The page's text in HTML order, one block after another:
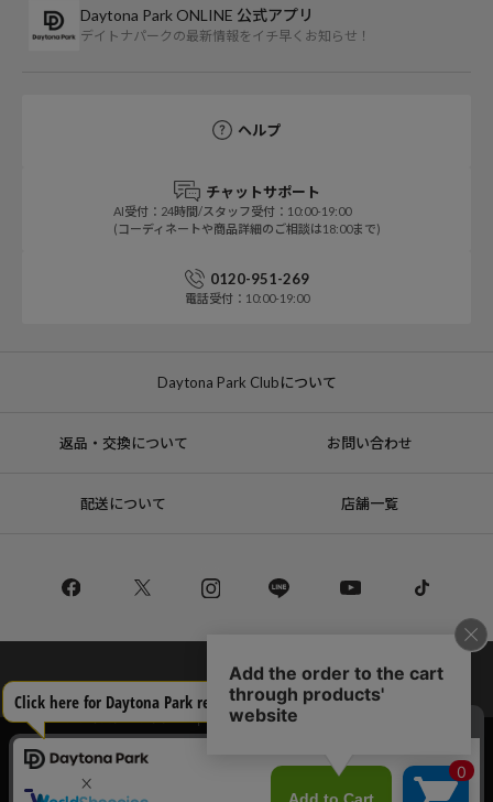
Daytona Park ONLINE 公式アプリ
デイトナパークの最新情報をイチ早くお知らせ！
ヘルプ
チャットサポート
AI受付：24時間/スタッフ受付：10:00-19:00
(コーディネートや商品詳細のご相談は18:00まで)
0120-951-269
電話受付：10:00-19:00
Daytona Park Clubについて
返品・交換について お問い合わせ
配送について 店舗一覧
リクルート
サステナブルマークについて
特定商取引法・古物営業法に基づく表記
Copyright © DAYTONA INTERNATIONAL Co.,Ltd All Rights Reserved.
当サイトでは利用体験の向上およびコンテンツの最適な提供、トラフィック
の分析を目的としてCookieを使用しています。
サイトの閲覧を継続された場合、Cookieの利用に同意したことものといたし